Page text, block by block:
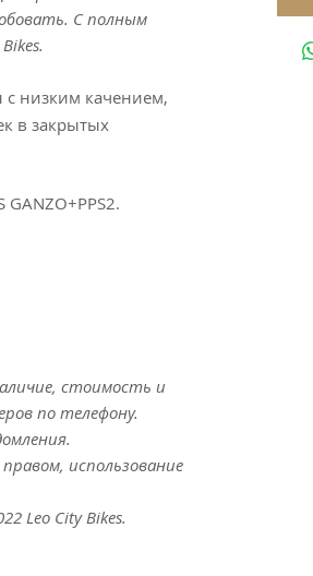
С полным
с низким качением,
в закрытых
стоимость и
по телефону.
использование
Leo City Bikes.